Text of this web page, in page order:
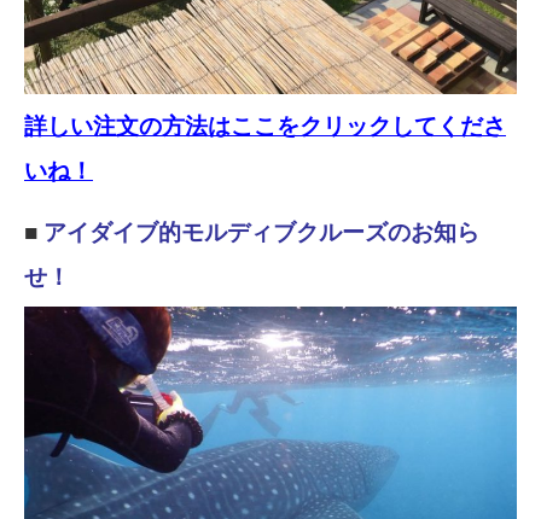
詳しい注文の方法はここをクリックしてくださ
いね！
■ アイダイブ的モルディブクルーズのお知ら
せ！